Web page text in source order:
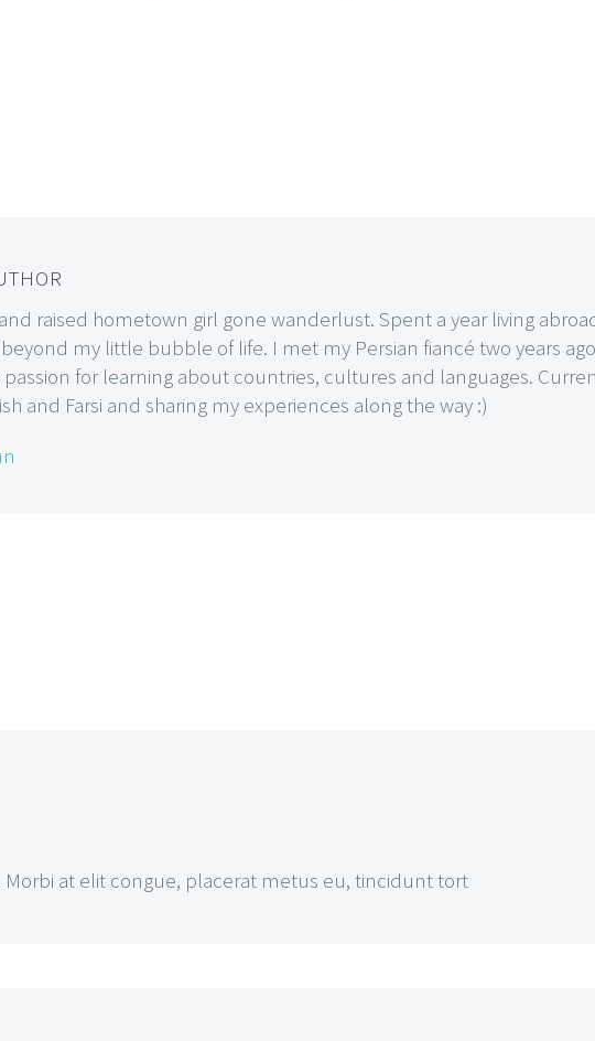
raised hometown girl gone wanderlust. Spent a year living
my little bubble of life. I met my Persian fiancé two years
for learning about countries, cultures and languages.
and Farsi and sharing my experiences along the way :)
at elit congue, placerat metus eu, tincidunt tort